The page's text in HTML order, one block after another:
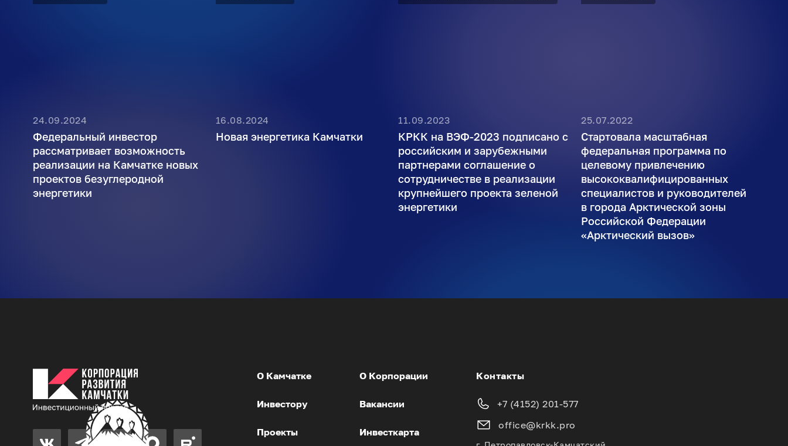
24.09.2024
Федеральный инвестор
рассматривает возможность
реализации на Камчатке новых
проектов безуглеродной
энергетики
16.08.2024
Новая энергетика Камчатки
11.09.2023
КРКК на ВЭФ-2023 подписано с
российским и зарубежными
партнерами соглашение о
сотрудничестве в реализации
крупнейшего проекта зеленой
энергетики
25.07.2022
Стартовала масштабная
федеральная программа по
целевому привлечению
высококвалифицированных
специалистов и руководителей
в города Арктической зоны
Российской Федерации
«Арктический вызов»
О Камчатке
Инвестору
Проекты
О Корпорации
Вакансии
Инвесткарта
Контакты
+7 (4152) 201-577
office@krkk.pro